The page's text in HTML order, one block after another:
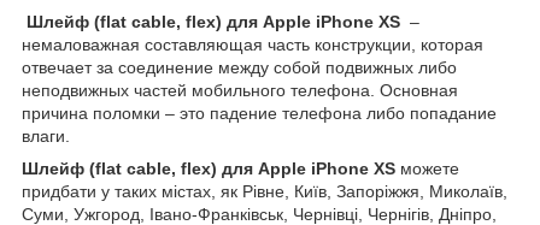
Шлейф (flat cable, flex) для Apple iPhone XS –
немаловажная составляющая часть конструкции, которая
отвечает за соединение между собой подвижных либо
неподвижных частей мобильного телефона. Основная
причина поломки – это падение телефона либо попадание
влаги.
Шлейф (flat cable, flex) для Apple iPhone XS можете
придбати у таких містах, як Рівне, Київ, Запоріжжя, Миколаїв,
Суми, Ужгород, Івано-Франківськ, Чернівці, Чернігів, Дніпро,